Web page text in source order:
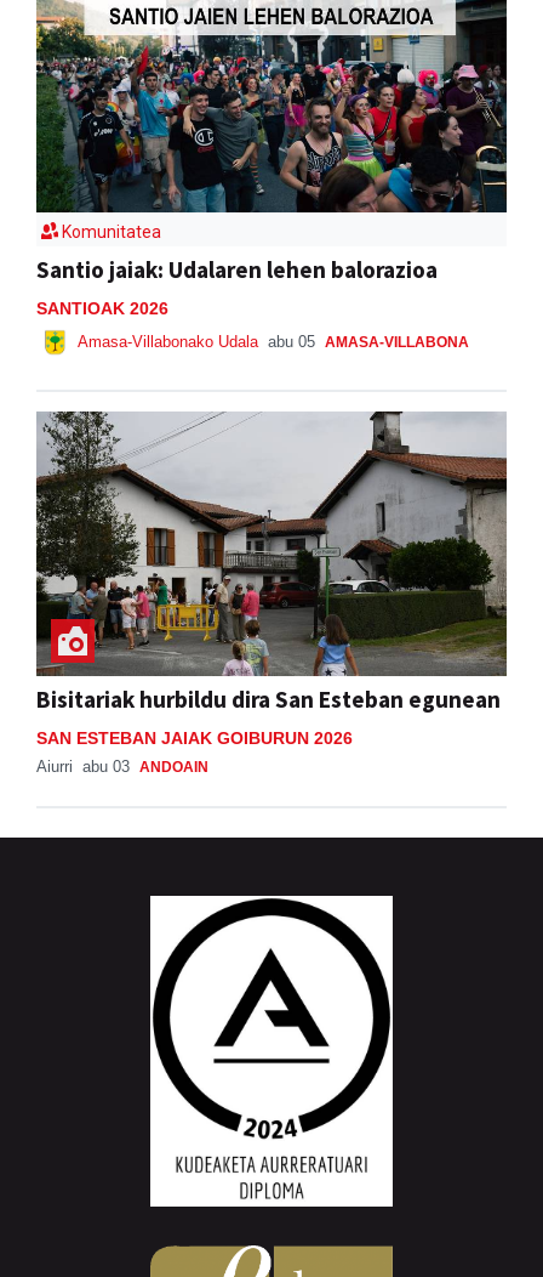
Komunitatea
Santio jaiak: Udalaren lehen balorazioa
SANTIOAK 2026
Amasa-Villabonako Udala abu 05 AMASA-VILLABONA
Bisitariak hurbildu dira San Esteban egunean
SAN ESTEBAN JAIAK GOIBURUN 2026
Aiurri abu 03 ANDOAIN